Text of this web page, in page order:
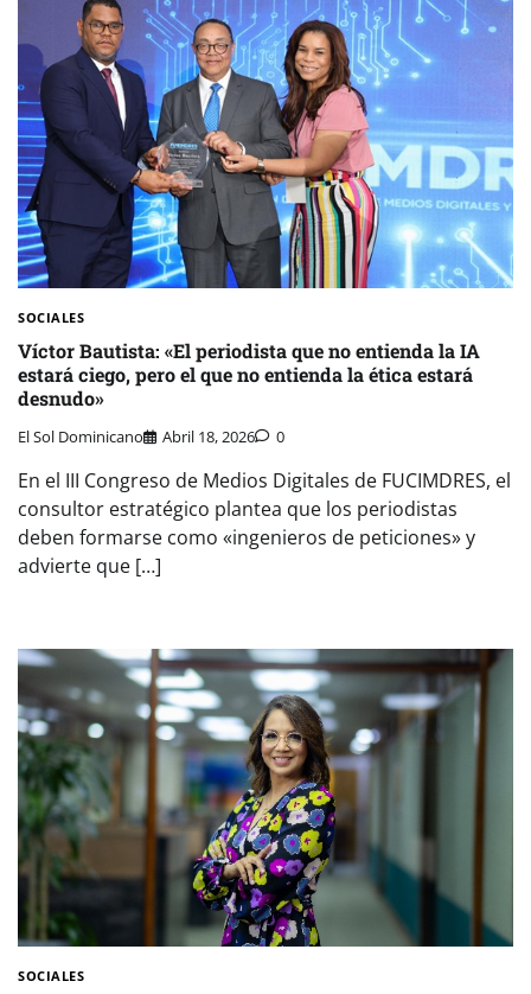
SOCIALES
Víctor Bautista: «El periodista que no entienda la IA
estará ciego, pero el que no entienda la ética estará
desnudo»
El Sol Dominicano Abril 18, 2026 0
En el III Congreso de Medios Digitales de FUCIMDRES, el
consultor estratégico plantea que los periodistas
deben formarse como «ingenieros de peticiones» y
advierte que […]
SOCIALES